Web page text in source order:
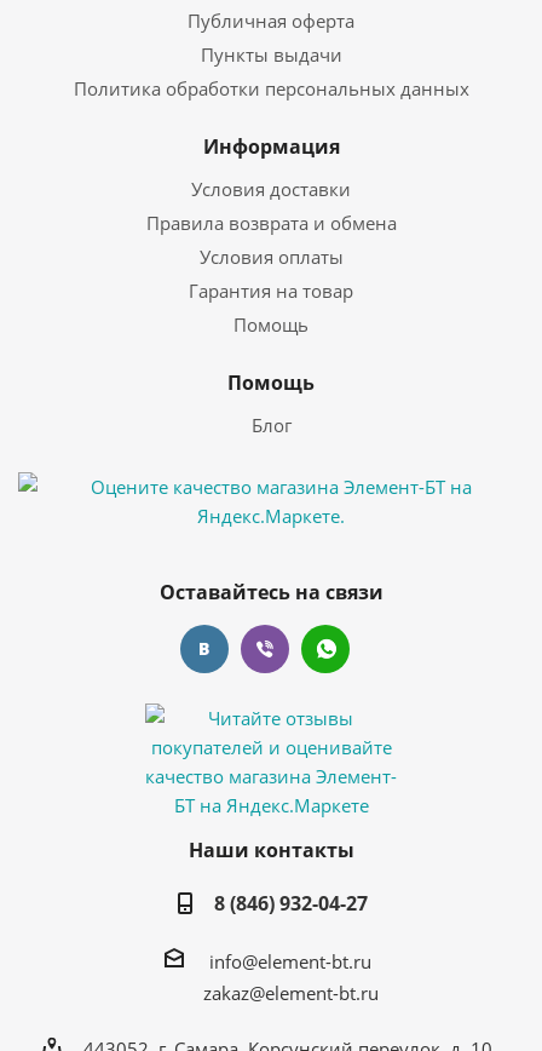
Публичная оферта
Пункты выдачи
Политика обработки персональных данных
Информация
Условия доставки
Правила возврата и обмена
Условия оплаты
Гарантия на товар
Помощь
Помощь
Блог
Оставайтесь на связи
Наши контакты
8 (846) 932-04-27
info@element-bt.ru
zakaz@element-bt.ru